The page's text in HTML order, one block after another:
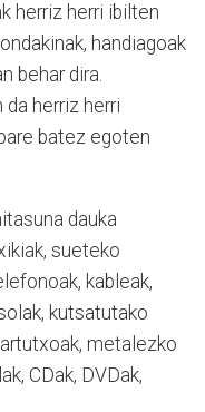
herriz herri ibilten
handiagoak
behar dira.
da herriz herri
batez egoten
dauka
sueteko
kableak,
kutsatutako
metalezko
CDak, DVDak,